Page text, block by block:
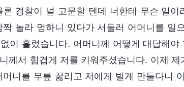
경찰이 널 고문할 텐데 너한테 무슨 일이
놀라 멍하니 있다가 서둘러 어머니를 일
이 흘렀습니다. 어머니께 어떻게 대답해야
께서 힘겹게 저를 키워주셨습니다. 이제 제
니를 무릎 꿇리고 저에게 빌게 만들다니